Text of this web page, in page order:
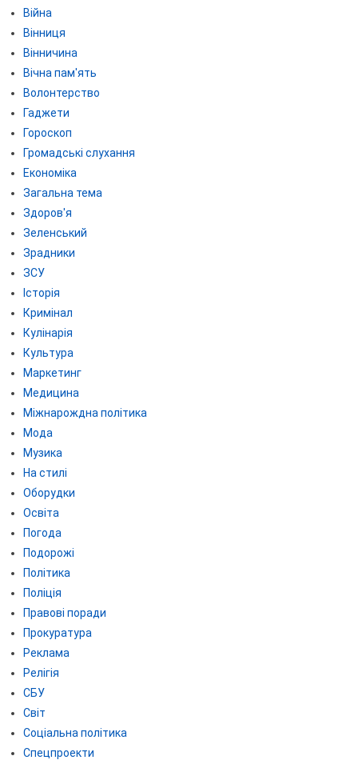
Війна
Вінниця
Вінничина
Вічна пам'ять
Волонтерство
Гаджети
Гороскоп
Громадські слухання
Економіка
Загальна тема
Здоров'я
Зеленський
Зрадники
ЗСУ
Історія
Кримінал
Кулінарія
Культура
Маркетинг
Медицина
Міжнарождна політика
Мода
Музика
На стилі
Оборудки
Освіта
Погода
Подорожі
Політика
Поліція
Правові поради
Прокуратура
Реклама
Релігія
СБУ
Світ
Соціальна політика
Спецпроекти